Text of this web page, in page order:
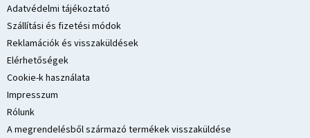
Adatvédelmi tájékoztató
Szállítási és fizetési módok
Reklamációk és visszaküldések
Elérhetőségek
Cookie-k használata
Impresszum
Rólunk
A megrendelésből származó termékek visszaküldése